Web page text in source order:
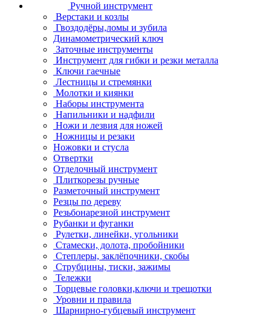
Ручной инструмент
Верстаки и козлы
Гвоздодёры,ломы и зубила
Динамометрический ключ
Заточные инструменты
Инструмент для гибки и резки металла
Ключи гаечные
Лестницы и стремянки
Молотки и киянки
Наборы инструмента
Напильники и надфили
Ножи и лезвия для ножей
Ножницы и резаки
Ножовки и стусла
Отвертки
Отделочный инструмент
Плиткорезы ручные
Разметочный инструмент
Резцы по дереву
Резьбонарезной инструмент
Рубанки и фуганки
Рулетки, линейки, угольники
Стамески, долота, пробойники
Степлеры, заклёпочники, скобы
Струбцины, тиски, зажимы
Тележки
Торцевые головки,ключи и трещотки
Уровни и правила
Шарнирно-губцевый инструмент